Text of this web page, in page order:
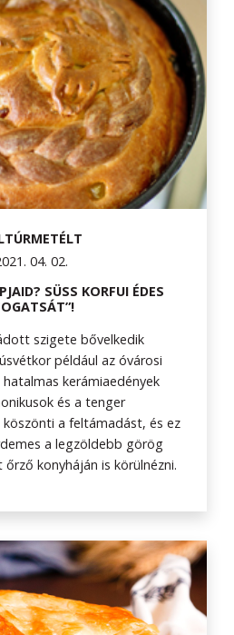
04. 02.
SÜSS KORFUI ÉDES
szigete bővelkedik
például az óvárosi
kerámiaedények
és a tenger
köszönti a feltámadást, és ez
a legzöldebb görög
konyháján is körülnézni.